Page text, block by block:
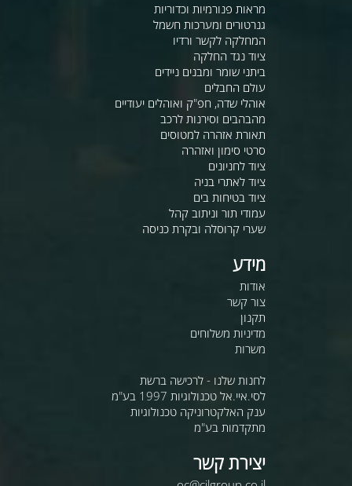
מראות פנורמיות וכדוריות
גנרטורים ומערכות חשמל
המחלקה לקשר ורדיו
ציוד נגד החלקה
ביתני שומר ומבנים ניידים
עולם החבלים
אוהלי שדה, חפ"ק ואוהלים יעודיים
מהבהבים וסירנות לרכב
תאורת אזהרה למטוסים
סרטי סימון ואזהרה
ציוד לחניונים
ציוד לאתרי בניה
ציוד בטיחות בים
עמודי תור וניתוב קהל
שערי קרוסלה ובקרת כניסה
מידע
אודות
צור קשר
תקנון
מדיניות משלוחים
משרות
לחנות שלנו - לרכישה ברשת
לסי.איי.אל טכנולוגיות 1997 בע"מ
ענק האלקטרוניקה טכנולוגיות
מתקדמות בע"מ
יצירת קשר